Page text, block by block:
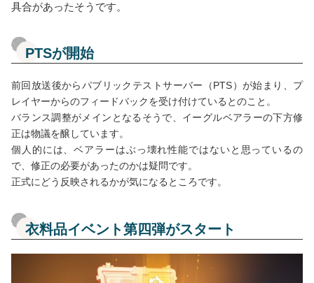
具合があったそうです。
PTSが開始
前回放送後からパブリックテストサーバー（PTS）が始まり、プ
レイヤーからのフィードバックを受け付けているとのこと。
バランス調整がメインとなるそうで、イーグルベアラーの下方修
正は物議を醸しています。
個人的には、ベアラーはぶっ壊れ性能ではないと思っているの
で、修正の必要があったのかは疑問です。
正式にどう反映されるかが気になるところです。
衣料品イベント第四弾がスタート